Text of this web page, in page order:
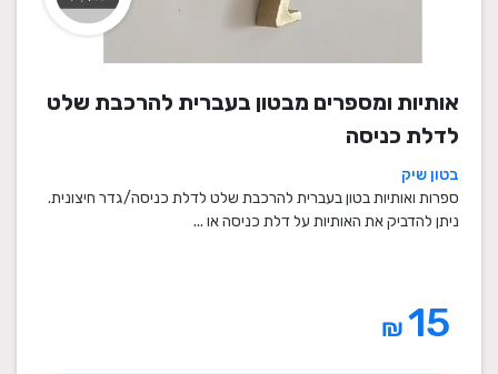
אותיות ומספרים מבטון בעברית להרכבת שלט
לדלת כניסה
בטון שיק
ספרות ואותיות בטון בעברית להרכבת שלט לדלת כניסה/גדר חיצונית.
ניתן להדביק את האותיות על דלת כניסה או ...
₪